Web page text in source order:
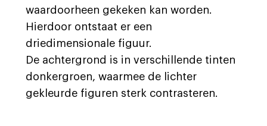
waardoorheen gekeken kan worden.
Hierdoor ontstaat er een
driedimensionale figuur.
De achtergrond is in verschillende tinten
donkergroen, waarmee de lichter
gekleurde figuren sterk contrasteren.